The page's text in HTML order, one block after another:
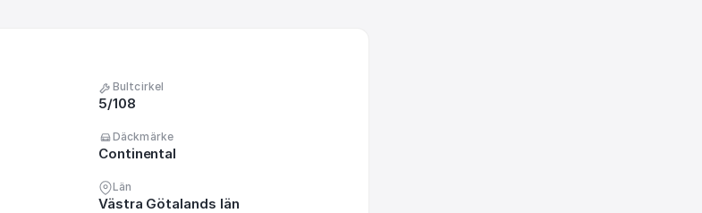
Bultcirkel
5/108
Däckmärke
Continental
Län
Västra Götalands län